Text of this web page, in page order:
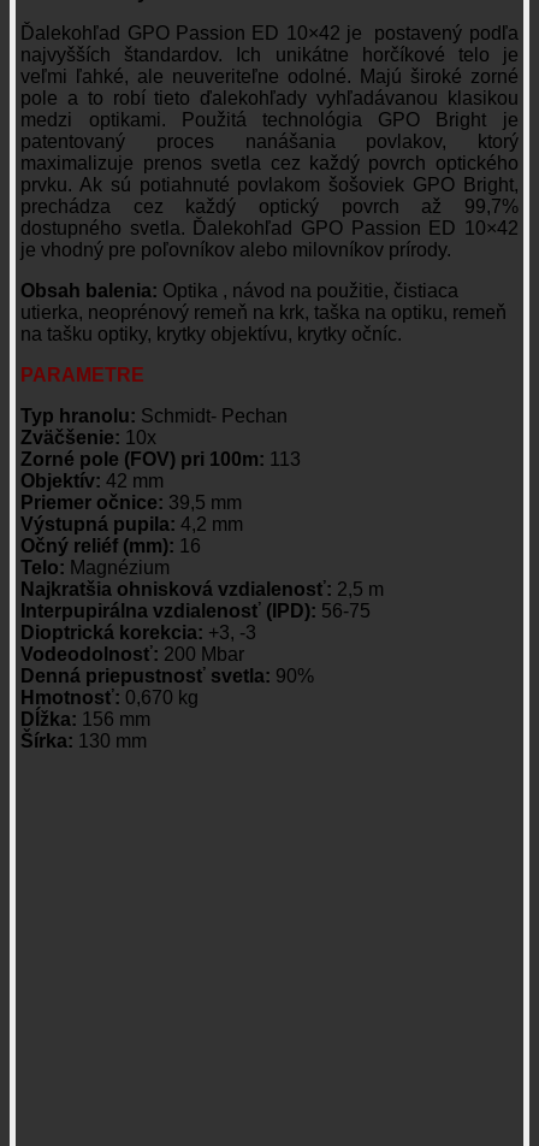
Ďalekohľad GPO Passion ED 10×42 je postavený podľa
najvyšších štandardov. Ich unikátne horčíkové telo je
veľmi ľahké, ale neuveriteľne odolné. Majú široké zorné
pole a to robí tieto ďalekohľady vyhľadávanou klasikou
medzi optikami. Použitá technológia GPO Bright je
patentovaný proces nanášania povlakov, ktorý
maximalizuje prenos svetla cez každý povrch optického
prvku. Ak sú potiahnuté povlakom šošoviek GPO Bright,
prechádza cez každý optický povrch až 99,7%
dostupného svetla. Ďalekohľad GPO Passion ED 10×42
je vhodný pre poľovníkov alebo milovníkov prírody.
Obsah balenia: Optika , návod na použitie, čistiaca
utierka, neoprénový remeň na krk, taška na optiku, remeň
na tašku optiky, krytky objektívu, krytky očníc.
PARAMETRE
Typ hranolu: Schmidt- Pechan
Zväčšenie: 10x
Zorné pole (FOV) pri 100m: 113
Objektív: 42 mm
Priemer očnice: 39,5 mm
Výstupná pupila: 4,2 mm
Očný reliéf (mm): 16
Telo: Magnézium
Najkratšia ohnisková vzdialenosť: 2,5 m
Interpupirálna vzdialenosť (IPD): 56-75
Dioptrická korekcia: +3, -3
Vodeodolnosť: 200 Mbar
Denná priepustnosť svetla: 90%
Hmotnosť: 0,670 kg
Dĺžka: 156 mm
Šírka: 130 mm